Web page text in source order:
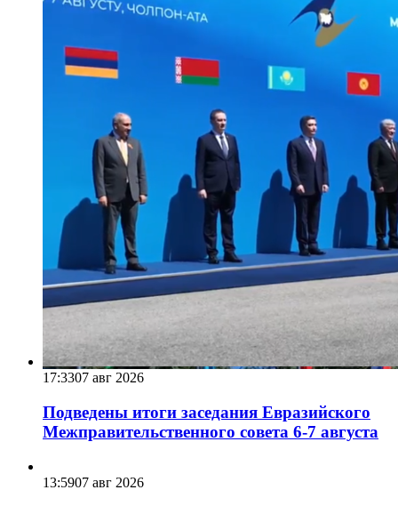
17:3307 авг 2026
Подведены итоги заседания Евразийского
Межправительственного совета 6-7 августа
13:5907 авг 2026